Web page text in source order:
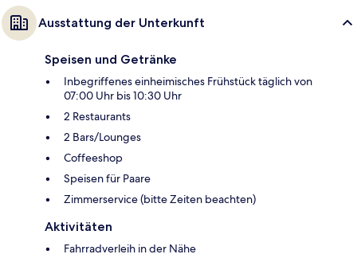
Ausstattung der Unterkunft
Speisen und Getränke
Inbegriffenes einheimisches Frühstück täglich von
07:00 Uhr bis 10:30 Uhr
2 Restaurants
2 Bars/Lounges
Coffeeshop
Speisen für Paare
Zimmerservice (bitte Zeiten beachten)
Aktivitäten
Fahrradverleih in der Nähe